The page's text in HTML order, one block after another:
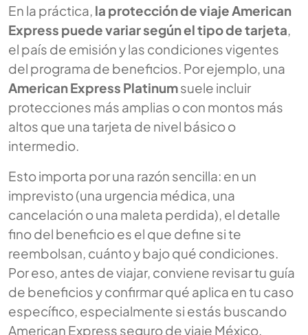
En la práctica, la protección de viaje American
Express puede variar según el tipo de tarjeta
el país de emisión y las condiciones vigentes
del programa de beneficios. Por ejemplo, una
American Express Platinumsuele incluir
protecciones más amplias o con montos más
altos que una tarjeta de nivel básico o
intermedio.
Esto importa por una razón sencilla: en un
imprevisto (una urgencia médica, una
cancelación o una maleta perdida), el detalle
fino del beneficio es el que define si te
reembolsan, cuánto y bajo qué condiciones.
Por eso, antes de viajar, conviene revisar tu guía
de beneficios y confirmar qué aplica en tu caso
específico, especialmente si estás buscando
American Express seguro de viaje México